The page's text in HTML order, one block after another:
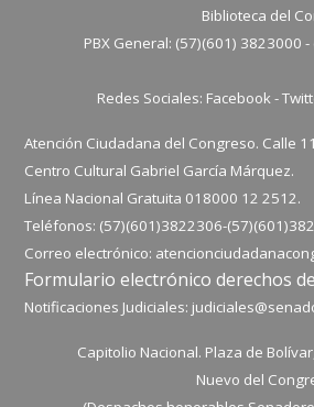
Biblioteca del
PBX General: (57)(601) 3823000
Redes Sociales: Facebook-
Atención Ciudadana del Congreso. Calle
Centro Cultural Gabriel García Márquez.
Línea Nacional Gratuita 018000 12 2512.
Teléfonos: (57)(601)3822306-(57)(601)
Correo electrónico:
Formulario electrónico derechos
Notificaciones Judiciales:
Capitolio Nacional. Plaza de
Nuevo del